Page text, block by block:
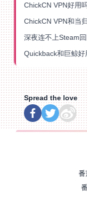
深夜连不上Steam
Spread the love
番